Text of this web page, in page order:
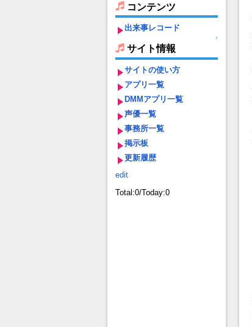
コンテンツ
出来事レコード
↑
サイト情報
サイトの使い方
アプリ一覧
DMMアプリ一覧
声優一覧
事務所一覧
掲示板
更新履歴
edit
Total:0/Today:0